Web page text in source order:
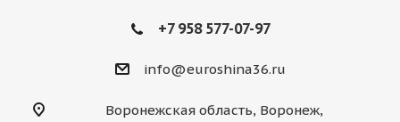
+7 958 577-07-97
info@euroshina36.ru
Воронежская область, Воронеж,